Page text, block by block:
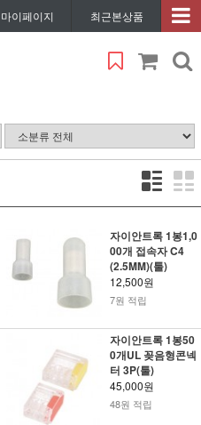
마이페이지 최근본상품
자이안트록 1봉1,0
00개 접속자 C4
(2.5MM)(툴)
12,500원
7원 적립
자이안트록 1봉50
0개UL 꽂음형콘넥
터 3P(툴)
45,000원
48원 적립